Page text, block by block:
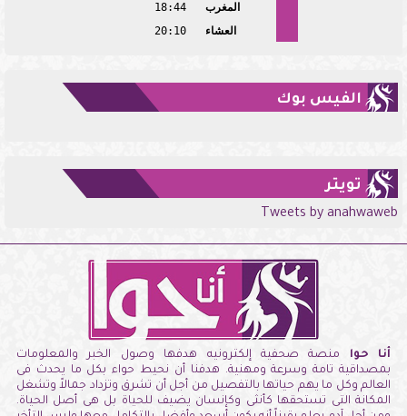
المغرب
18:44
العشاء
20:10
الفيس بوك
تويتر
Tweets by anahwaweb
أنا حوا منصة صحفية إلكترونيه هدفها وصول الخبر والمعلومات
بمصداقية تامة وسرعة ومهنية. هدفنا أن نحيط حواء بكل ما يحدث فى
العالم وكل ما يهم حياتها بالتفصيل من أجل أن تشرق وتزداد جمالاً وتشغل
المكانة التى تستحقها كأنثى وكإنسان يضيف للحياة بل هى أصل الحياة.